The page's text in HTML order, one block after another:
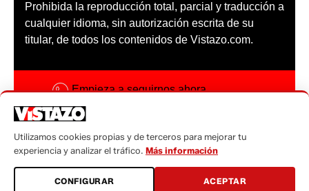
Prohibida la reproducción total, parcial y traducción a
cualquier idioma, sin autorización escrita de su
titular, de todos los contenidos de Vistazo.com.
Empieza a seguirnos ahora
Código ética
Sugerencias a:
sugerencias@vistazo.com
Utilizamos cookies propias y de terceros para mejorar tu
experiencia y analizar el tráfico. Más información
CONFIGURAR ACEPTAR